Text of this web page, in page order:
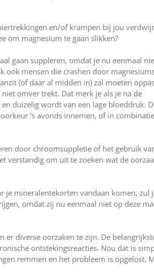
en/of krampen bij jou
om magnesium te gaan slikken?
gaan suppleren, omdat je nu eenmaal
ook mensen die crashen door
(of daar al midden in) zal moeten
omver trekt. Dat merk je als je na de
duizelig wordt van een lage bloeddruk.
’s avonds innemen, of in
door chroomsuppletie of het gebruik
verstandig om uit te zoeken wat de
je mineralentekorten vandaan komen, zul
omdat zij nu eenmaal niet op deze
diverse oorzaken te zijn. De
ontstekingsreacties. Nou dat is
remmen en het probleem is opgelost.